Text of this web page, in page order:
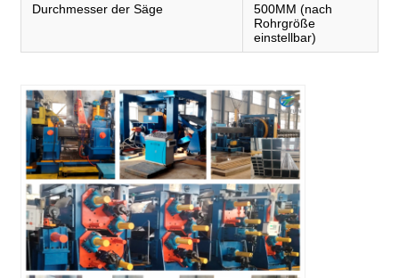
Durchmesser der Säge
500MM (nach
Rohrgröße
einstellbar)